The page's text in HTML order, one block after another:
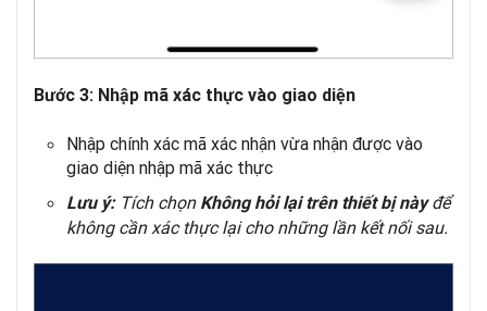
Bước 3: Nhập mã xác thực vào giao diện
Nhập chính xác mã xác nhận vừa nhận được vào
giao diện nhập mã xác thực
Lưu ý:Tích chọn Không hỏi lại trên thiết bị nàyđể
không cần xác thực lại cho những lần kết nối sau.